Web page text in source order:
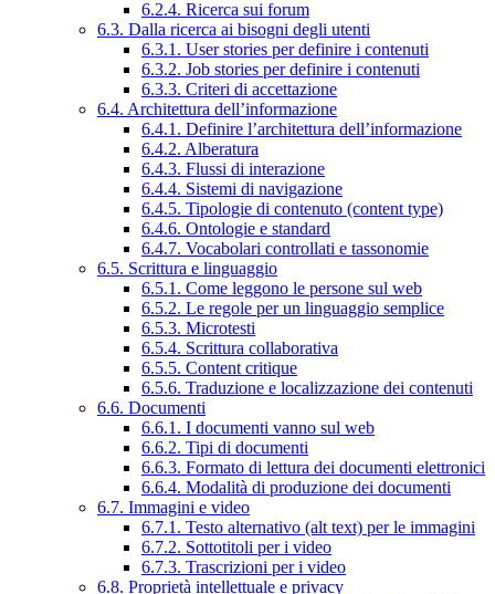
6.2.4. Ricerca sui forum
6.3. Dalla ricerca ai bisogni degli utenti
6.3.1. User stories per definire i contenuti
6.3.2. Job stories per definire i contenuti
6.3.3. Criteri di accettazione
6.4. Architettura dell’informazione
6.4.1. Definire l’architettura dell’informazione
6.4.2. Alberatura
6.4.3. Flussi di interazione
6.4.4. Sistemi di navigazione
6.4.5. Tipologie di contenuto (content type)
6.4.6. Ontologie e standard
6.4.7. Vocabolari controllati e tassonomie
6.5. Scrittura e linguaggio
6.5.1. Come leggono le persone sul web
6.5.2. Le regole per un linguaggio semplice
6.5.3. Microtesti
6.5.4. Scrittura collaborativa
6.5.5. Content critique
6.5.6. Traduzione e localizzazione dei contenuti
6.6. Documenti
6.6.1. I documenti vanno sul web
6.6.2. Tipi di documenti
6.6.3. Formato di lettura dei documenti elettronici
6.6.4. Modalità di produzione dei documenti
6.7. Immagini e video
6.7.1. Testo alternativo (alt text) per le immagini
6.7.2. Sottotitoli per i video
6.7.3. Trascrizioni per i video
6.8. Proprietà intellettuale e privacy